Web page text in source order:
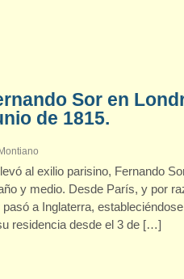
Sor en
de 1815.
al exilio parisino, Fernando
y medio. Desde París, y por
a Inglaterra,
residencia desde el 3 de […]